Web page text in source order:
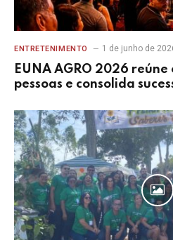
ENTRETENIMENTO 1 de junho de
EUNA AGRO 2026 reúne
pessoas e consolida